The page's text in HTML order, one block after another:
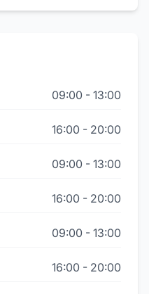
09:00 - 13:00
16:00 - 20:00
09:00 - 13:00
16:00 - 20:00
09:00 - 13:00
16:00 - 20:00